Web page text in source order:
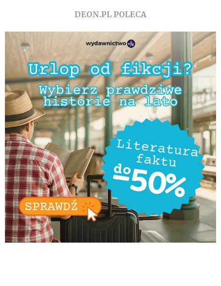
DEON.PL POLECA